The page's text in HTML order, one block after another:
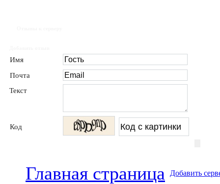
Имя
Почта
Текст
Код
Главная страница Добавить